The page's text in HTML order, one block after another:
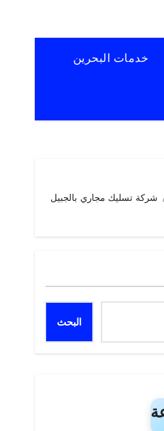
خدمات البحرين
شركة تسليك مجاري بالجبيل
البحث